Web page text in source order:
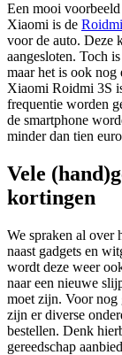
Een mooi
Xiaomi is de
voor de auto. Deze
aangesloten. Toch
maar het is ook nog
Xiaomi Roidmi 3S
frequentie worden
de smartphone
minder dan tien
Vele
kortingen
We spraken al over
naast gadgets en
wordt deze weer
naar een nieuwe
moet zijn. Voor nog
zijn er diverse
bestellen. Denk
gereedschap